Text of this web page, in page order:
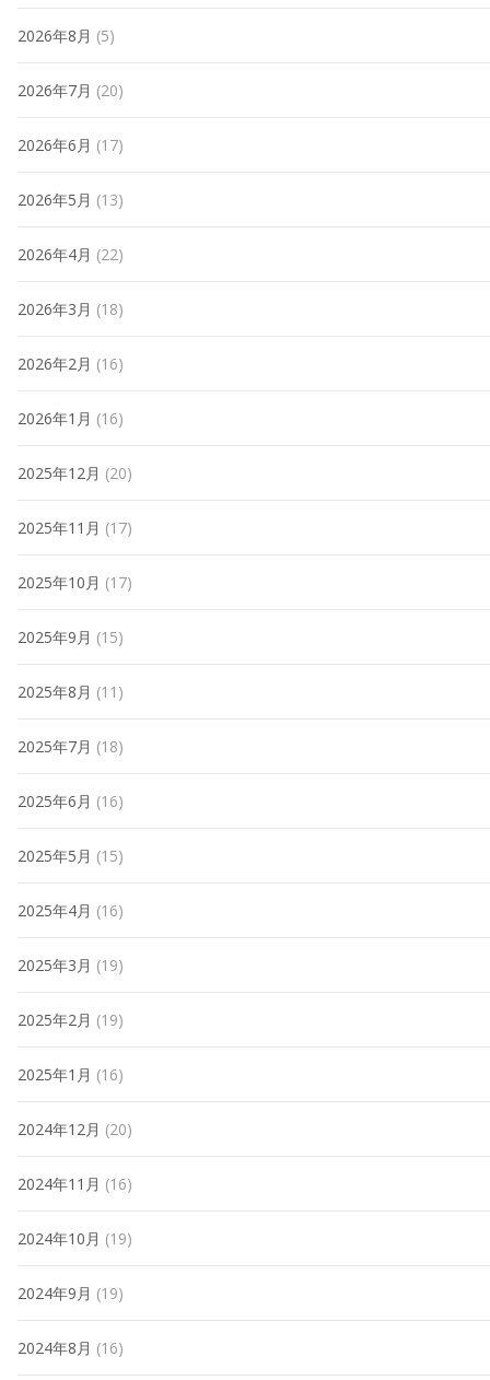
2026年8月 (5)
2026年7月 (20)
2026年6月 (17)
2026年5月 (13)
2026年4月 (22)
2026年3月 (18)
2026年2月 (16)
2026年1月 (16)
2025年12月 (20)
2025年11月 (17)
2025年10月 (17)
2025年9月 (15)
2025年8月 (11)
2025年7月 (18)
2025年6月 (16)
2025年5月 (15)
2025年4月 (16)
2025年3月 (19)
2025年2月 (19)
2025年1月 (16)
2024年12月 (20)
2024年11月 (16)
2024年10月 (19)
2024年9月 (19)
2024年8月 (16)